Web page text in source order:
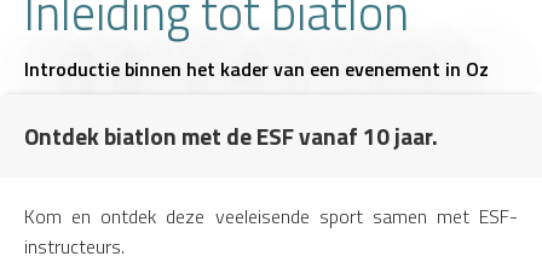
Introductie binnen het kader van een evenement in Oz
Ontdek biatlon met de ESF vanaf 10 jaar.
Kom en ontdek deze veeleisende sport samen met ESF-
instructeurs.